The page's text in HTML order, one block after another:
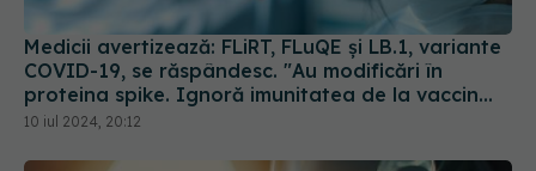
Medicii avertizează: FLiRT, FLuQE și LB.1, variante
COVID-19, se răspândesc. "Au modificări în
proteina spike. Ignoră imunitatea de la vaccin
sau infectarea anterioară
10 iul 2024, 20:12